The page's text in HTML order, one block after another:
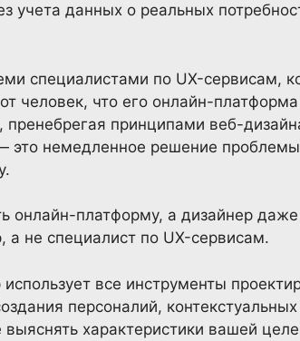
учета данных о реальных
специалистами по UX-сервисам,
человек, что его онлайн-
принципами веб-
это немедленное решение
онлайн-платформу, а дизайнер
не специалист по UX-сервисам.
все инструменты
персоналий,
характеристики вашей